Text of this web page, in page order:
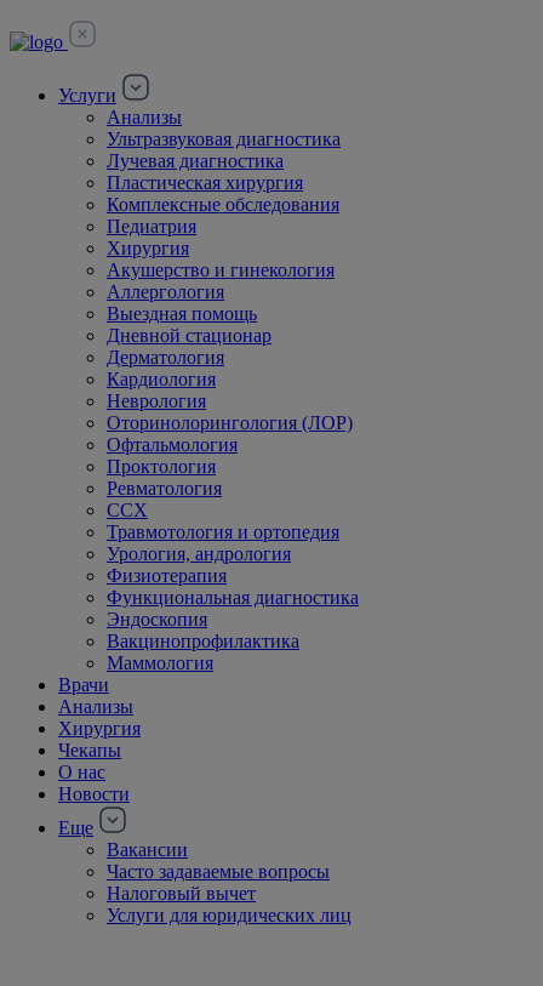
Услуги
Анализы
Ультразвуковая диагностика
Лучевая диагностика
Пластическая хирургия
Комплексные обследования
Педиатрия
Хирургия
Акушерство и гинекология
Аллергология
Выездная помощь
Дневной стационар
Дерматология
Кардиология
Неврология
Оторинолорингология (ЛОР)
Офтальмология
Проктология
Ревматология
ССХ
Травмотология и ортопедия
Урология, андрология
Физиотерапия
Функциональная диагностика
Эндоскопия
Вакцинопрофилактика
Маммология
Врачи
Анализы
Хирургия
Чекапы
О нас
Новости
Еще
Вакансии
Часто задаваемые вопросы
Налоговый вычет
Услуги для юридических лиц